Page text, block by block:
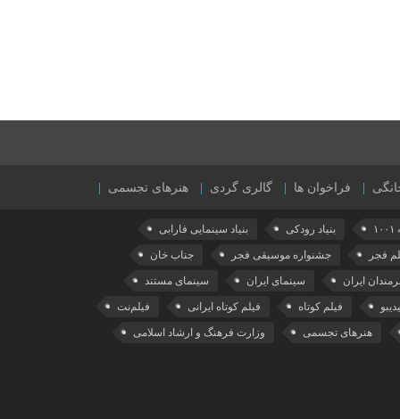
فراخوان ها گالری گردی هنرهای تجسمی
بنیاد رودکی بنیاد سینمایی فارابی
فجر جشنواره موسیقی فجر جناب خان
ایران سینمای ایران سینمای مستند
فیلم کوتاه فیلم کوتاه ایرانی فیلم‌نت
هنرهای تجسمی وزارت فرهنگ و ارشاد اسلامی